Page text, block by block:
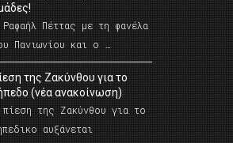
Πέττας με τη φανέλα
Πανιωνίου και ο …
της Ζακύνθου για το
(νέα ανακοίνωση)
της Ζακύνθου για το
αυξάνεται